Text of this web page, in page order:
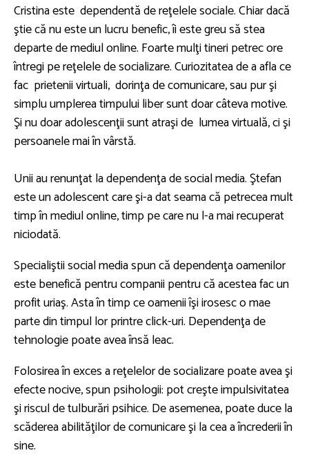
Cristina este dependentă de reţelele sociale. Chiar dacă
ştie că nu este un lucru benefic, îi este greu să stea
departe de mediul online. Foarte mulţi tineri petrec ore
întregi pe reţelele de socializare. Curiozitatea de a afla ce
fac prietenii virtuali, dorinţa de comunicare, sau pur şi
simplu umplerea timpului liber sunt doar câteva motive.
Şi nu doar adolescenţii sunt atraşi de lumea virtuală, ci şi
persoanele mai în vârstă.
Unii au renunţat la dependenţa de social media. Ştefan
este un adolescent care şi-a dat seama că petrecea mult
timp în mediul online, timp pe care nu l-a mai recuperat
niciodată.
Specialiştii social media spun că dependenţa oamenilor
este benefică pentru companii pentru că acestea fac un
profit uriaş. Asta în timp ce oamenii îşi irosesc o mae
parte din timpul lor printre click-uri. Dependenţa de
tehnologie poate avea însă leac.
Folosirea în exces a reţelelor de socializare poate avea şi
efecte nocive, spun psihologii: pot creşte impulsivitatea
şi riscul de tulburări psihice. De asemenea, poate duce la
scăderea abilităţilor de comunicare şi la cea a încrederii în
sine.